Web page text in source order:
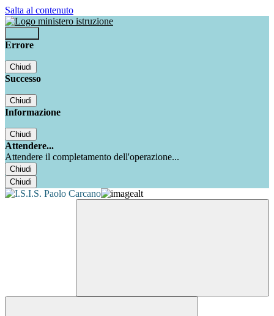
Salta al contenuto
Errore
Chiudi
Successo
Chiudi
Informazione
Chiudi
Attendere...
Attendere il completamento dell'operazione...
Chiudi
Chiudi